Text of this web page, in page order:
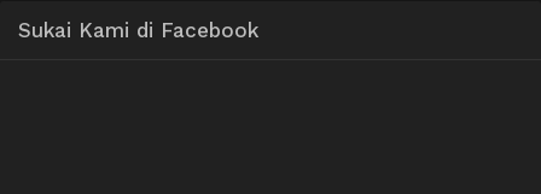
Sukai Kami di Facebook